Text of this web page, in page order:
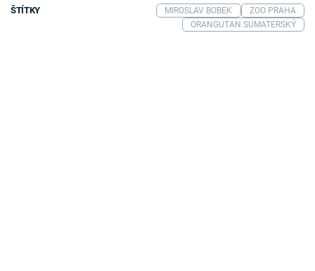
ŠTÍTKY MIROSLAV BOBEK
ZOO PRAHA
ORANGUTAN SUMATERSKÝ